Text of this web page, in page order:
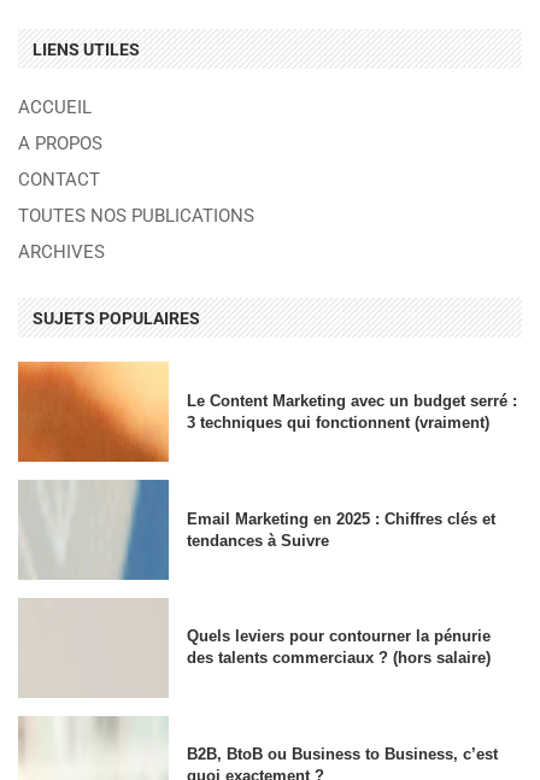
LIENS UTILES
ACCUEIL
A PROPOS
CONTACT
TOUTES NOS PUBLICATIONS
ARCHIVES
SUJETS POPULAIRES
Le Content Marketing avec un budget serré :
3 techniques qui fonctionnent (vraiment)
Email Marketing en 2025 : Chiffres clés et
tendances à Suivre
Quels leviers pour contourner la pénurie
des talents commerciaux ? (hors salaire)
B2B, BtoB ou Business to Business, c’est
quoi exactement ?